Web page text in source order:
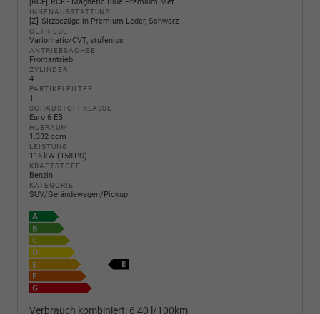
INNENAUSSTATTUNG
Z Sitzbezüge in Premium Leder, Schwarz
GETRIEBE
Variomatic/CVT, stufenlos
ANTRIEBSACHSE
Frontantrieb
ZYLINDER
4
PARTIKELFILTER
1
SCHADSTOFFKLASSE
Euro 6 EB
HUBRAUM
1.332 ccm
LEISTUNG
116 kW (158 PS)
KRAFTSTOFF
Benzin
KATEGORIE
SUV/Geländewagen/Pickup
Verbrauch kombiniert: 6,40 l/100km